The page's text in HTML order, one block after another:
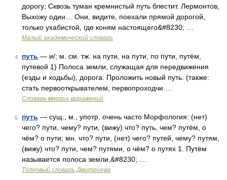
дорогу; Сквозь туман кремнистый путь блестит. Лермонтов,
Выхожу один… Они, видите, поехали прямой дорогой,
только ухабистой, где коням настоящего&#8230; …
Малый академический словарь
4 путь — и/; м. см. тж. на пути, на пути, по пути, путём,
путевой 1) Полоса земли, служащая для передвижения
(езды и ходьбы); дорога. Проложить новый путь. (также:
стать первооткрывателем, первопроходчи …
Словарь многих выражений
5 путь — сущ., м., употр. очень часто Морфология: (нет)
чего? пути, чему? пути, (вижу) что? путь, чем? путём, о
чём? о пути; мн. что? пути, (нет) чего? путей, чему? путям,
(вижу) что? пути, чем? путями, о чём? о путях 1. Путём
называется полоса земли,&#8230; …
Толковый словарь Дмитриева